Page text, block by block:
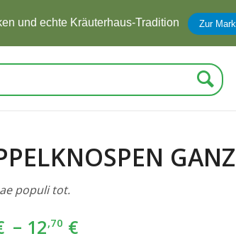
und echte Kräuterhaus-Tradition Zur
Suche
GANZ
populi tot.
– 12,70 €